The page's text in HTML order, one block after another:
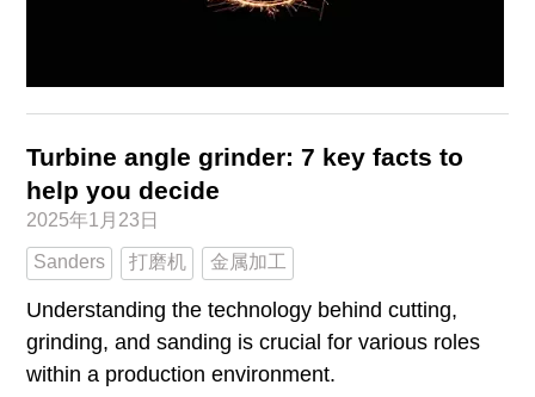
Turbine angle grinder: 7 key facts to
help you decide
2025年1月23日
Sanders 打磨机 金属加工
Understanding the technology behind cutting,
grinding, and sanding is crucial for various roles
within a production environment.